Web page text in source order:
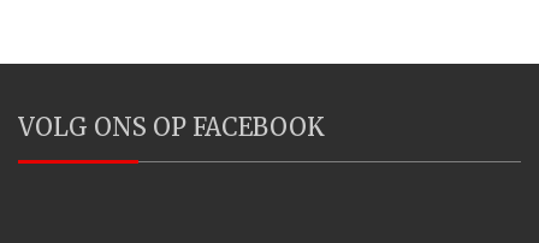
VOLG ONS OP FACEBOOK